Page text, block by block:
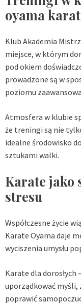
oyama
Klub Akademia
miejsce, w którym
pod okiem
prowadzone są w
poziomu
Atmosfera w klubie
że treningi są nie
idealne środowisko
sztukami walki.
Karate jako
stresu
Współczesne życie
Karate Oyama daje
wyciszenia umysłu
Karate dla dorosłych
uporządkować myśli,
poprawić